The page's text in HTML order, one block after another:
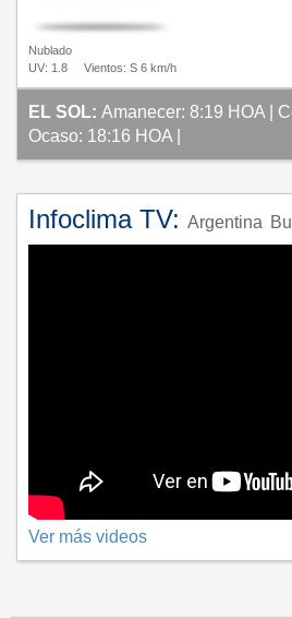
Nublado
UV: 1.8
Vientos: S 6 km/h
EL SOL: Amanecer: 8:19 HOA |
Ocaso: 18:16 HOA |
Infoclima TV: Argentina
Ver más videos